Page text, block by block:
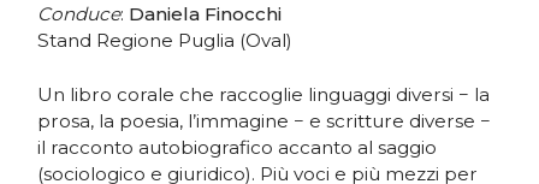
Conduce: Daniela Finocchi
Stand Regione Puglia (Oval)
Un libro corale che raccoglie linguaggi diversi − la
prosa, la poesia, l’immagine − e scritture diverse −
il racconto autobiografico accanto al saggio
(sociologico e giuridico). Più voci e più mezzi per